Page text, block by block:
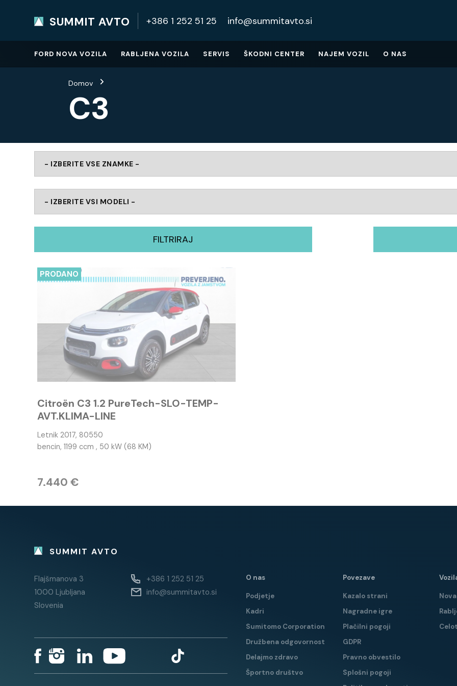
SUMMIT AVTO +386 1 252 51 25 info@summitavto.si
SUMMIT AVTO
FORD NOVA VOZILA RABLJENA VOZILA SERVIS ŠKODNI CENTER NAJEM VOZIL O NAS
Domov
C3
Citroën C3 1.2 PureTech-SLO-TEMP-
AVT.KLIMA-LINE
PRODANO
Letnik 2017, 80550
bencin, 1199 ccm , 50 kW (68 KM)
7.440 €
FILTRIRAJ
SUMMIT AVTO
Flajšmanova 3
1000 Ljubljana
Slovenia
+386 1 252 51 25
info@summitavto.si
O nas
Podjetje
Kadri
Sumitomo Corporation
Družbena odgovornost
Delajmo zdravo
Športno društvo
Povezave
Kazalo strani
Nagradne igre
Plačilni pogoji
GDPR
Pravno obvestilo
Splošni pogoji